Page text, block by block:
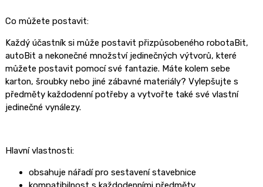
Co můžete postavit:
Každý účastník si může postavit přizpůsobeného robotaBit,
autoBit a nekonečné množství jedinečných výtvorů, které
můžete postavit pomocí své fantazie. Máte kolem sebe
karton, šroubky nebo jiné zábavné materiály? Vylepšujte s
předměty každodenní potřeby a vytvořte také své vlastní
jedinečné vynálezy.
Hlavní vlastnosti:
obsahuje nářadí pro sestavení stavebnice